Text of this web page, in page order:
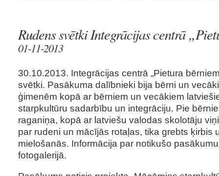
Rudens svētki Integrācijas centrā
01-11-2013
30.10.2013. Integrācijas centrā „Pietura
svētki. Pasākuma dalībnieki bija bērni un
ģimenēm kopā ar bērniem un vecākiem
starpkultūru sadarbību un integrāciju. Pie
raganiņa, kopā ar latviešu valodas skolotāju
par rudeni un mācījās rotaļas, tika grebts ķirbis
mielošanās. Informācija par notikušo
fotogalerijā.